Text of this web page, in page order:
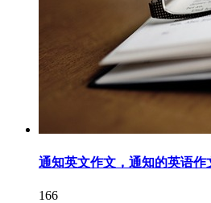
通知英文作文，通知的英语作
166